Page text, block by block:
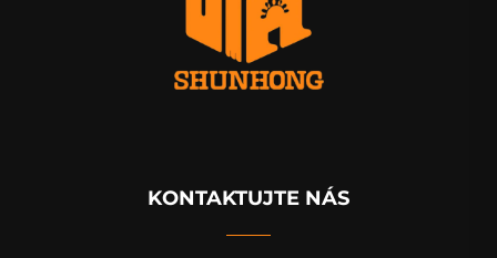
KONTAKTUJTE NÁS